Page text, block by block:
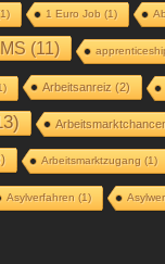
1 Euro Job (1)
(11)
Arbeitsanreiz (2)
Arbeitsmarktzugang (1)
Asylverfahren (1)